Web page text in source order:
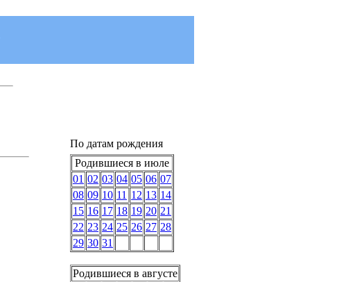
По датам рождения
Родившиеся в июле
01 02 03 04 05 06 07
08 09 10 11 12 13 14
15 16 17 18 19 20 21
22 23 24 25 26 27 28
29 30 31
Родившиеся в августе